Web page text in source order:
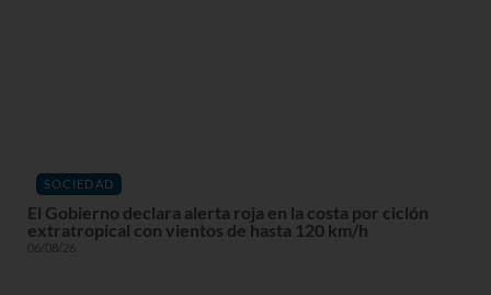
SOCIEDAD
El Gobierno declara alerta roja en la costa por ciclón
extratropical con vientos de hasta 120 km/h
06/08/26